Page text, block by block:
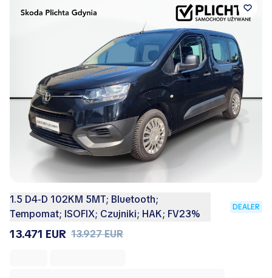
1.5 D4-D 102KM 5MT; Bluetooth;
Tempomat; ISOFIX; Czujniki; HAK; FV23%
DEALER
13.471 EUR 13.927 EUR